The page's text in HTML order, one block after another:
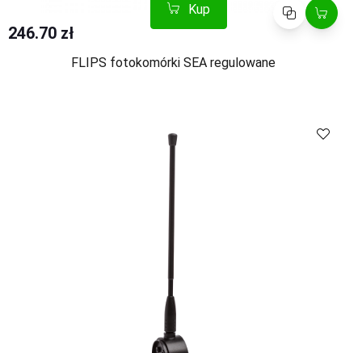
Kup Porównaj
246.70 zł
FLIPS fotokomórki SEA regulowane